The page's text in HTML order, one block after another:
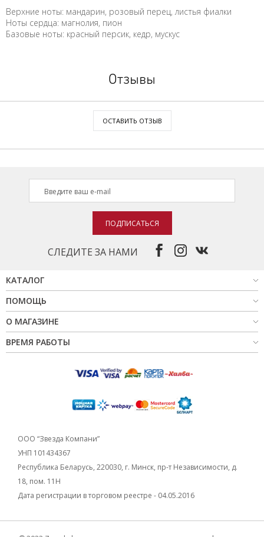
Верхние ноты: мандарин, розовый перец, листья фиалки
Ноты сердца: магнолия, пион
Базовые ноты: красный персик, кедр, мускус
Отзывы
ОСТАВИТЬ ОТЗЫВ
СЛЕДИТЕ ЗА НАМИ
ПОДПИСАТЬСЯ
КАТАЛОГ
ПОМОЩЬ
О МАГАЗИНЕ
ВРЕМЯ РАБОТЫ
ООО “Звезда Компани”
УНП 101434367
Республика Беларусь, 220030, г. Минск, пр-т Независимости, д.
18, пом. 11Н
Дата регистрации в торговом реестре - 04.05.2016